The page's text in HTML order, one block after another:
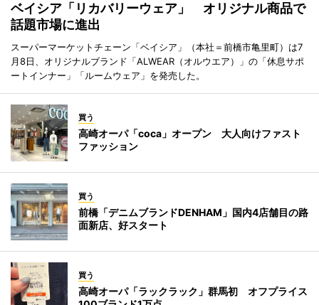
ベイシア「リカバリーウェア」 オリジナル商品で
話題市場に進出
スーパーマーケットチェーン「ベイシア」（本社＝前橋市亀里町）は7
月8日、オリジナルブランド「ALWEAR（オルウエア）」の「休息サポ
ートインナー」「ルームウェア」を発売した。
買う
高崎オーパ「coca」オープン 大人向けファスト
ファッション
買う
前橋「デニムブランドDENHAM」国内4店舗目の路
面新店、好スタート
買う
高崎オーパ「ラックラック」群馬初 オフプライス